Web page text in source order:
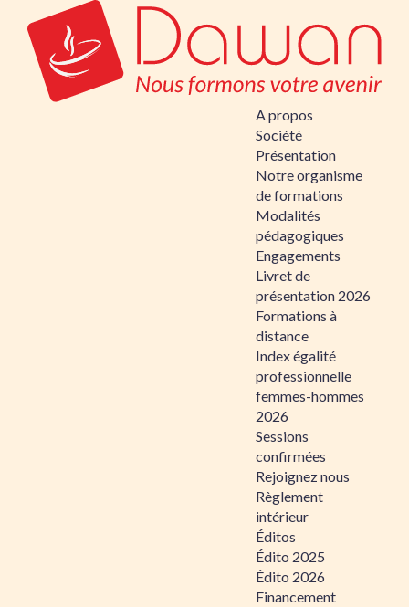
A propos
Société
Présentation
Notre organisme
de formations
Modalités
pédagogiques
Engagements
Livret de
présentation 2026
Formations à
distance
Index égalité
professionnelle
femmes-hommes
2026
Sessions
confirmées
Rejoignez nous
Règlement
intérieur
Éditos
Édito 2025
Édito 2026
Financement